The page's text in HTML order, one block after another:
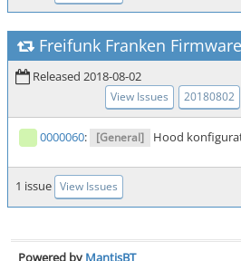
Freifunk Franken Firmware
Released 2018-08-02
View Issues 20180802
0000060: [General] Hood
1 issue View Issues